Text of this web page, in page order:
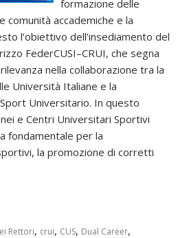
formazione delle
accademiche e la
l’obiettivo dell’insediamento del
FederCUSI–CRUI, che segna
nella collaborazione tra la
Università Italiane e la
Universitario. In questo
e Centri Universitari Sportivi
fondamentale per la
la promozione di corretti
Rettori, crui, CUS, Dual Career,